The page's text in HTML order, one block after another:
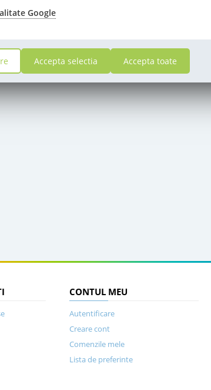
CONTUL MEU
Autentificare
Creare cont
Comenzile mele
Lista de preferinte
Google
Accepta selectia Accepta toate